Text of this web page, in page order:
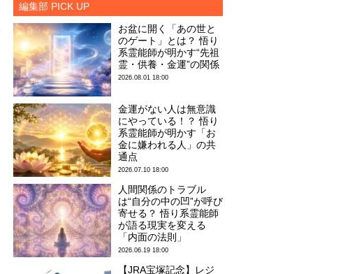
編集部 PICK UP
お盆に開く「あの世と
のゲート」とは？ 悟り
系霊能師が明かす“先祖
霊・供養・金運”の関係
2026.08.01 18:00
金運がない人は無意識
にやっている！？ 悟り
系霊能師が明かす「お
金に嫌われる人」の共
通点
2026.07.10 18:00
人間関係のトラブル
は“自分の中の凹”が呼び
寄せる？ 悟り系霊能師
が語る現実を変える
「内面の法則」
2026.06.19 18:00
【JRA宝塚記念】レジ